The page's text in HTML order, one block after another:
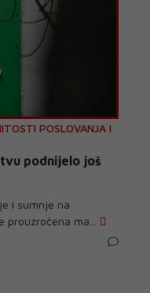
POSLOVANJA I
podnijelo još
i sumnje na
ma...